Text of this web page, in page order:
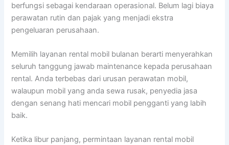
berfungsi sebagai kendaraan operasional. Belum lagi biaya
perawatan rutin dan pajak yang menjadi ekstra
pengeluaran perusahaan.
Memilih layanan rental mobil bulanan berarti menyerahkan
seluruh tanggung jawab maintenance kepada perusahaan
rental. Anda terbebas dari urusan perawatan mobil,
walaupun mobil yang anda sewa rusak, penyedia jasa
dengan senang hati mencari mobil pengganti yang labih
baik.
Ketika libur panjang, permintaan layanan rental mobil